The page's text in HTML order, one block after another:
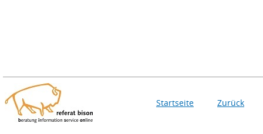
Startseite Zurück